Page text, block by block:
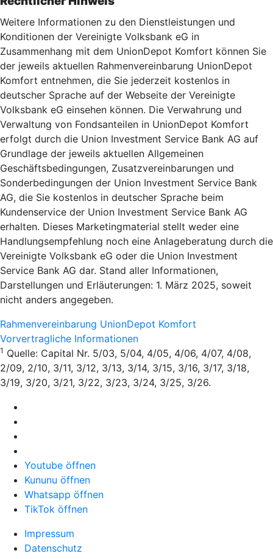
Weitere Informationen zu den Dienstleistungen und
Konditionen der Vereinigte Volksbank eG in
Zusammenhang mit dem UnionDepot Komfort können Sie
der jeweils aktuellen Rahmenvereinbarung UnionDepot
Komfort entnehmen, die Sie jederzeit kostenlos in
deutscher Sprache auf der Webseite der Vereinigte
Volksbank eG einsehen können. Die Verwahrung und
Verwaltung von Fondsanteilen in UnionDepot Komfort
erfolgt durch die Union Investment Service Bank AG auf
Grundlage der jeweils aktuellen Allgemeinen
Geschäftsbedingungen, Zusatzvereinbarungen und
Sonderbedingungen der Union Investment Service Bank
AG, die Sie kostenlos in deutscher Sprache beim
Kundenservice der Union Investment Service Bank AG
erhalten. Dieses Marketingmaterial stellt weder eine
Handlungsempfehlung noch eine Anlageberatung durch die
Vereinigte Volksbank eG oder die Union Investment
Service Bank AG dar. Stand aller Informationen,
Darstellungen und Erläuterungen: 1. März 2025, soweit
nicht anders angegeben.
Rahmenvereinbarung UnionDepot Komfort
Vorvertragliche Informationen
1 Quelle: Capital Nr. 5/03, 5/04, 4/05, 4/06, 4/07, 4/08,
2/09, 2/10, 3/11, 3/12, 3/13, 3/14, 3/15, 3/16, 3/17, 3/18,
3/19, 3/20, 3/21, 3/22, 3/23, 3/24, 3/25, 3/26.
Youtube öffnen
Kununu öffnen
Whatsapp öffnen
TikTok öffnen
Impressum
Datenschutz